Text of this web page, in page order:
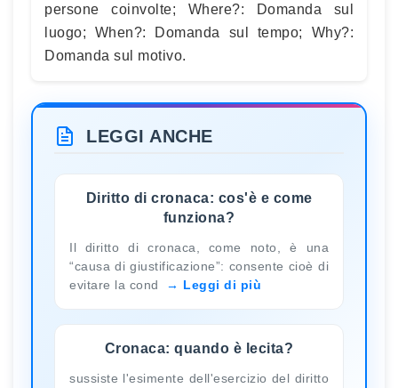
persone coinvolte; Where?: Domanda sul
luogo; When?: Domanda sul tempo; Why?:
Domanda sul motivo.
LEGGI ANCHE
Diritto di cronaca: cos'è e come
funziona?
Il diritto di cronaca, come noto, è una
“causa di giustificazione”: consente cioè di
evitare la cond
Leggi di più
Cronaca: quando è lecita?
sussiste l'esimente dell'esercizio del diritto